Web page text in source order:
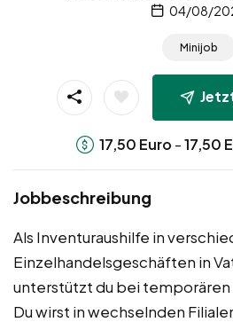
04/08/
Minijob
17,50 Euro -17,50
Jobbeschreibung
Als Inventuraushilfe in
Einzelhandelsgeschäften in
unterstützt du bei
Du wirst in wechselnden